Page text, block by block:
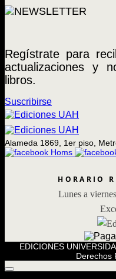
Regístrate para
actualizaciones y
libros.
Suscribirse
Alameda 1869, 1er piso,
HORARIO
Lunes a
EDICIONES
Derechos